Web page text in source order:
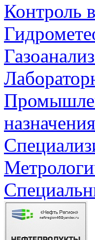
Контроль
назначения